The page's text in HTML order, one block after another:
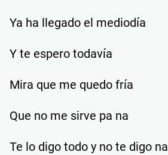
Ya ha llegado el mediodía
Y te espero todavía
Mira que me quedo fría
Que no me sirve pa na
Te lo digo todo y no te digo na